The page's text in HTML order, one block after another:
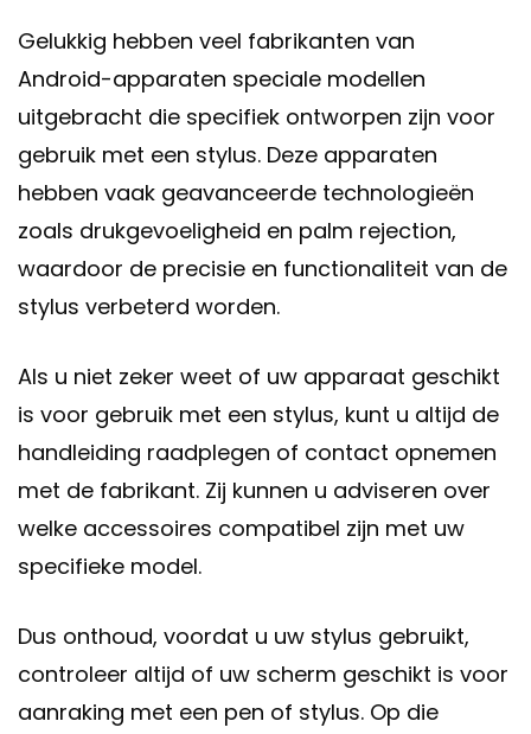
Gelukkig hebben veel fabrikanten van
Android-apparaten speciale modellen
uitgebracht die specifiek ontworpen zijn voor
gebruik met een stylus. Deze apparaten
hebben vaak geavanceerde technologieën
zoals drukgevoeligheid en palm rejection,
waardoor de precisie en functionaliteit van de
stylus verbeterd worden.
Als u niet zeker weet of uw apparaat geschikt
is voor gebruik met een stylus, kunt u altijd de
handleiding raadplegen of contact opnemen
met de fabrikant. Zij kunnen u adviseren over
welke accessoires compatibel zijn met uw
specifieke model.
Dus onthoud, voordat u uw stylus gebruikt,
controleer altijd of uw scherm geschikt is voor
aanraking met een pen of stylus. Op die